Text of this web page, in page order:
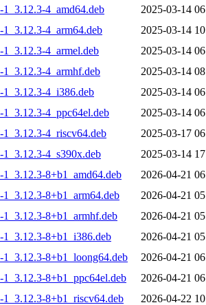
4_amd64.deb
2025-03-14
4_arm64.deb
2025-03-14
4_armel.deb
2025-03-14
1_3.12.3-4_armhf.deb
2025-03-14
1_3.12.3-4_i386.deb
2025-03-14
1_3.12.3-4_ppc64el.deb
2025-03-14
1_3.12.3-4_riscv64.deb
2025-03-17
1_3.12.3-4_s390x.deb
2025-03-14
1_3.12.3-8+b1_amd64.deb
2026-04-21
1_3.12.3-8+b1_arm64.deb
2026-04-21
1_3.12.3-8+b1_armhf.deb
2026-04-21
1_3.12.3-8+b1_i386.deb
2026-04-21
1_3.12.3-8+b1_loong64.deb
2026-04-21
1_3.12.3-8+b1_ppc64el.deb
2026-04-21
1_3.12.3-8+b1_riscv64.deb
2026-04-22